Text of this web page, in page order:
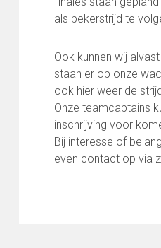
FC Lisse TV
als bekerstrijd te
Ook kunnen wij
staan er op onze
ook hier weer de
Onze teamcaptains
inschrijving voor
Bij interesse of
even contact op via